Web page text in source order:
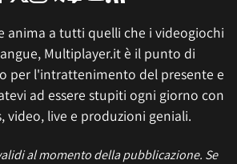
anima a tutti quelli che i videogiochi
Multiplayer.it è il punto di
per l'intrattenimento del presente e
ad essere stupiti ogni giorno con
video, live e produzioni geniali.
al momento della pubblicazione. Se